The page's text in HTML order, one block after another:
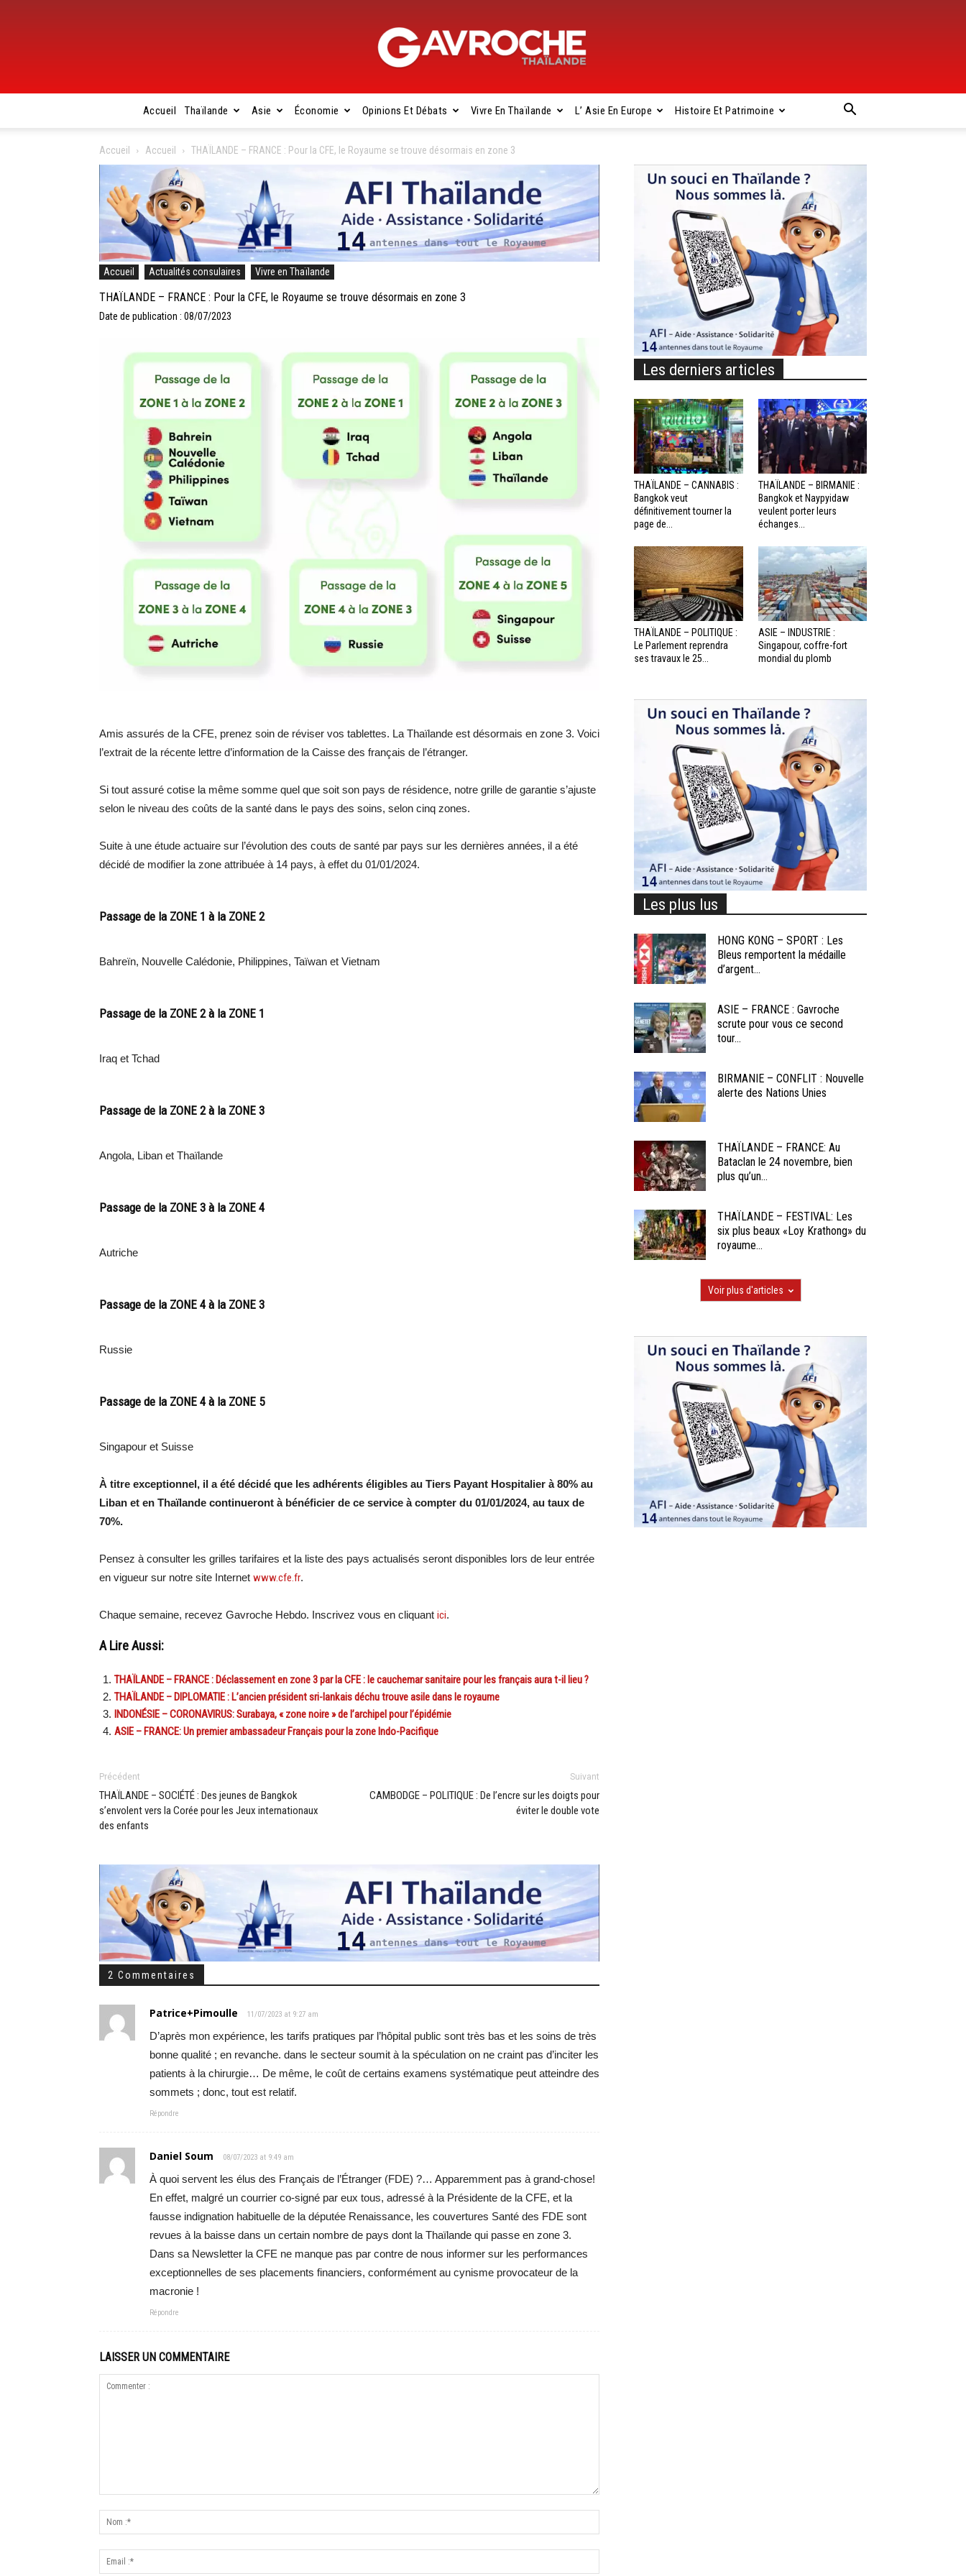
Gavroche
Thaïlande
Accueil Thaïlande Asie Économie Opinions Et Débats Vivre En Thaïlande L’ Asie En Europe Histoire Et Patrimoine
Accueil Accueil THAÏLANDE – FRANCE : Pour la CFE, le Royaume se trouve désormais en zone 3
Accueil Actualités consulaires Vivre en Thaïlande
THAÏLANDE – FRANCE : Pour la CFE, le Royaume se trouve désormais en zone 3
Date de publication : 08/07/2023
Amis assurés de la CFE, prenez soin de réviser vos tablettes. La Thaïlande est désormais en zone 3. Voici
l’extrait de la récente lettre d’information de la Caisse des français de l’étranger.
Si tout assuré cotise la même somme quel que soit son pays de résidence, notre grille de garantie s’ajuste
selon le niveau des coûts de la santé dans le pays des soins, selon cinq zones.
Suite à une étude actuaire sur l’évolution des couts de santé par pays sur les dernières années, il a été
décidé de modifier la zone attribuée à 14 pays, à effet du 01/01/2024.
Passage de la ZONE 1 à la ZONE 2
Bahreïn, Nouvelle Calédonie, Philippines, Taïwan et Vietnam
Passage de la ZONE 2 à la ZONE 1
Iraq et Tchad
Passage de la ZONE 2 à la ZONE 3
Angola, Liban et Thaïlande
Passage de la ZONE 3 à la ZONE 4
Autriche
Passage de la ZONE 4 à la ZONE 3
Russie
Passage de la ZONE 4 à la ZONE 5
Singapour et Suisse
À titre exceptionnel, il a été décidé que les adhérents éligibles au Tiers Payant Hospitalier à 80% au
Liban et en Thaïlande continueront à bénéficier de ce service à compter du 01/01/2024, au taux de
70%.
Pensez à consulter les grilles tarifaires et la liste des pays actualisés seront disponibles lors de leur entrée
en vigueur sur notre site Internet www.cfe.fr.
Chaque semaine, recevez Gavroche Hebdo. Inscrivez vous en cliquant ici.
A Lire Aussi:
THAÏLANDE – FRANCE : Déclassement en zone 3 par la CFE : le cauchemar sanitaire pour les français aura t-il lieu ?
THAÏLANDE – DIPLOMATIE : L’ancien président sri-lankais déchu trouve asile dans le royaume
INDONÉSIE – CORONAVIRUS: Surabaya, « zone noire » de l’archipel pour l’épidémie
ASIE – FRANCE: Un premier ambassadeur Français pour la zone Indo-Pacifique
Précédent
THAÏLANDE – SOCIÉTÉ : Des jeunes de Bangkok
s’envolent vers la Corée pour les Jeux internationaux
des enfants
Suivant
CAMBODGE – POLITIQUE : De l’encre sur les doigts pour
éviter le double vote
2 Commentaires
Patrice+Pimoulle 11/07/2023 at 9:27 am
D’après mon expérience, les tarifs pratiques par l’hôpital public sont très bas et les soins de très
bonne qualité ; en revanche. dans le secteur soumit à la spéculation on ne craint pas d’inciter les
patients à la chirurgie… De même, le coût de certains examens systématique peut atteindre des
sommets ; donc, tout est relatif.
Répondre
Daniel Soum 08/07/2023 at 9:49 am
À quoi servent les élus des Français de l’Étranger (FDE) ?… Apparemment pas à grand-chose!
En effet, malgré un courrier co-signé par eux tous, adressé à la Présidente de la CFE, et la
fausse indignation habituelle de la députée Renaissance, les couvertures Santé des FDE sont
revues à la baisse dans un certain nombre de pays dont la Thaïlande qui passe en zone 3.
Dans sa Newsletter la CFE ne manque pas par contre de nous informer sur les performances
exceptionnelles de ses placements financiers, conformément au cynisme provocateur de la
macronie !
Répondre
LAISSER UN COMMENTAIRE
Les derniers articles
THAÏLANDE – CANNABIS :
Bangkok veut
définitivement tourner la
page de...
THAÏLANDE – BIRMANIE :
Bangkok et Naypyidaw
veulent porter leurs
échanges...
THAÏLANDE – POLITIQUE :
Le Parlement reprendra
ses travaux le 25...
ASIE – INDUSTRIE :
Singapour, coffre-fort
mondial du plomb
Les plus lus
HONG KONG – SPORT : Les
Bleus remportent la médaille
d’argent...
ASIE – FRANCE : Gavroche
scrute pour vous ce second
tour...
BIRMANIE – CONFLIT : Nouvelle
alerte des Nations Unies
THAÏLANDE – FRANCE: Au
Bataclan le 24 novembre, bien
plus qu’un...
THAÏLANDE – FESTIVAL: Les
six plus beaux «Loy Krathong» du
royaume...
Voir plus d'articles